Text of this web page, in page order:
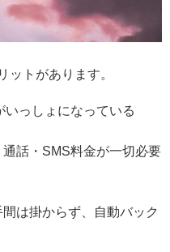
ットがあります。
っしょになっている
話・SMS料金が一切必要
は掛からず、自動バック